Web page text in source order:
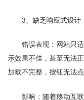
3、缺乏响应式设计
错误表现：网站只适
示效果不佳，甚至无法
加载不完整，按钮无法点
影响：随着移动互联